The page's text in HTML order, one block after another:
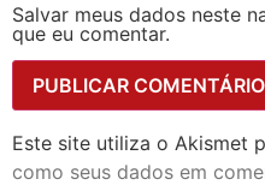
Salvar meus dados neste
que eu comentar.
Este site utiliza o Akismet
como seus dados em